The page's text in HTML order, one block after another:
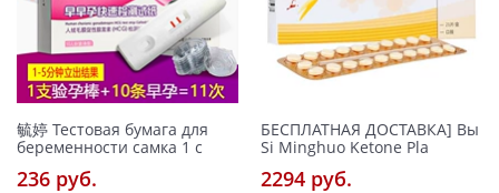
毓婷 Тестовая бумага для
беременности самка 1 с
236 pуб.
БЕСПЛАТНАЯ ДОСТАВКА] Вы
Si Minghuo Ketone Pla
2294 pуб.